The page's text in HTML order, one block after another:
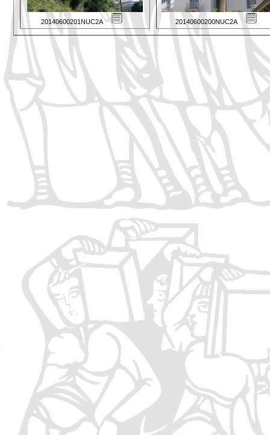
20140600201NUC2A 20140600200NUC2A